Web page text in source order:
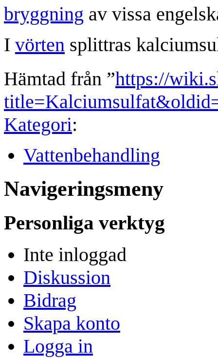
bryggning av vissa
I vörten splittras
Hämtad från ”https://
Kategori:
Vattenbehandling
Navigeringsmeny
Personliga verktyg
Inte inloggad
Diskussion
Bidrag
Skapa konto
Logga in